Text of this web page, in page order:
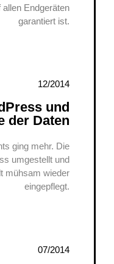
Endgeräten
garantiert ist.
12/2014
und
der Daten
ging mehr. Die
umgestellt und
mühsam wieder
eingepflegt.
07/2014